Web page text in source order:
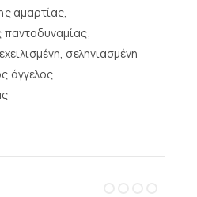
αμαρτίας,
σεληνιασμένη
άγγελος